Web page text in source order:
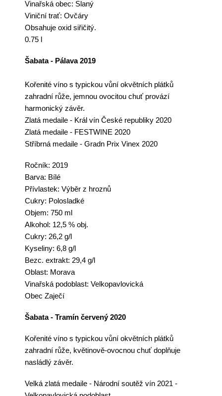
Vinařská obec: Slaný
Viniční trať: Ovčáry
Obsahuje oxid siřičitý.
0.75 l
Šabata - Pálava 2019
Kořenité víno s typickou vůní okvětních plátků
zahradní růže, jemnou ovocitou chuť provází
harmonický závěr.
Zlatá medaile - Král vín České republiky 2020
Zlatá medaile - FESTWINE 2020
Stříbrná medaile - Gradn Prix Vinex 2020
Ročník: 2019
Barva: Bílé
Přívlastek: Výběr z hroznů
Cukry: Polosladké
Objem: 750 ml
Alkohol: 12,5 % obj.
Cukry: 26,2 g/l
Kyseliny: 6,8 g/l
Bezc. extrakt: 29,4 g/l
Oblast: Morava
Vinařská podoblast: Velkopavlovická
Obec Zaječí
Šabata - Tramín červený 2020
Kořenité víno s typickou vůní okvětních plátků
zahradní růže, květinově-ovocnou chuť doplňuje
nasládlý závěr.
Velká zlatá medaile - Národní soutěž vín 2021 -